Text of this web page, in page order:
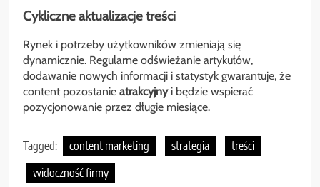
Cykliczne aktualizacje treści
Rynek i potrzeby użytkowników zmieniają się
dynamicznie. Regularne odświeżanie artykułów,
dodawanie nowych informacji i statystyk gwarantuje, że
content pozostanie atrakcyjnyi będzie wspierać
pozycjonowanie przez długie miesiące.
Tagged: content marketing strategia
treści
widoczność firmy